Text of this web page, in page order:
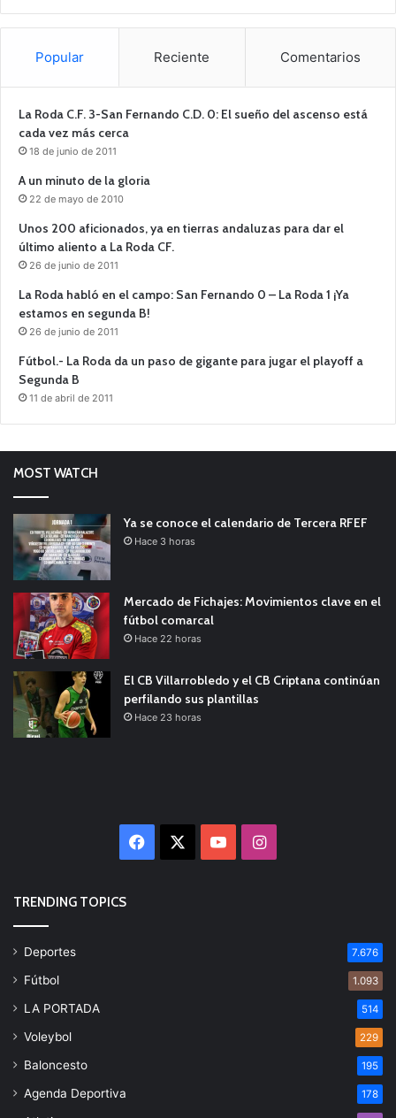
Popular Reciente Comentarios
La Roda C.F. 3-San Fernando C.D. 0: El sueño del ascenso está
cada vez más cerca
18 de junio de 2011
A un minuto de la gloria
22 de mayo de 2010
Unos 200 aficionados, ya en tierras andaluzas para dar el
último aliento a La Roda CF.
26 de junio de 2011
La Roda habló en el campo: San Fernando 0 – La Roda 1 ¡Ya
estamos en segunda B!
26 de junio de 2011
Fútbol.- La Roda da un paso de gigante para jugar el playoff a
Segunda B
11 de abril de 2011
MOST WATCH
Ya se conoce el calendario de Tercera RFEF
Hace 3 horas
Mercado de Fichajes: Movimientos clave en el
fútbol comarcal
Hace 22 horas
El CB Villarrobledo y el CB Criptana continúan
perfilando sus plantillas
Hace 23 horas
Facebook YouTubeInstagram
TRENDING TOPICS
Deportes 7.676
Fútbol 1.093
LA PORTADA 514
Voleybol 229
Baloncesto 195
Agenda Deportiva 178